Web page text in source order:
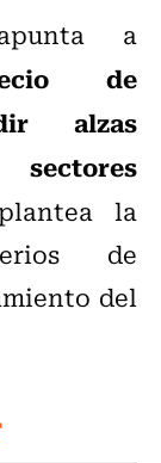
a
de
alzas
la
de
del